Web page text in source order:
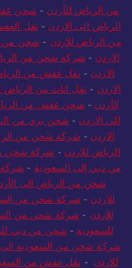
الأردن
-شحن من جدة الى
من الرياض للأردن -شحن
الرياض الى الاردن -نقل
من الرياض للاردن - شحن من
الاردن-شركة شحن من
الاردن- نقل عفش من
الاردن - نقل اثاث من الرياض
الأردن -شحن عفش من
الي الاردن- شحن بري من
الاردن
-شركة شحن من
الرياض للاردن-شركة شحن من
من دبي إلى السعودية -
شحن من الرياض الى
للاردن - شركة شحن من
للاردن-شركة شحن من
للسعودية -شحن من دبي
شركة شحن من السعودية الى